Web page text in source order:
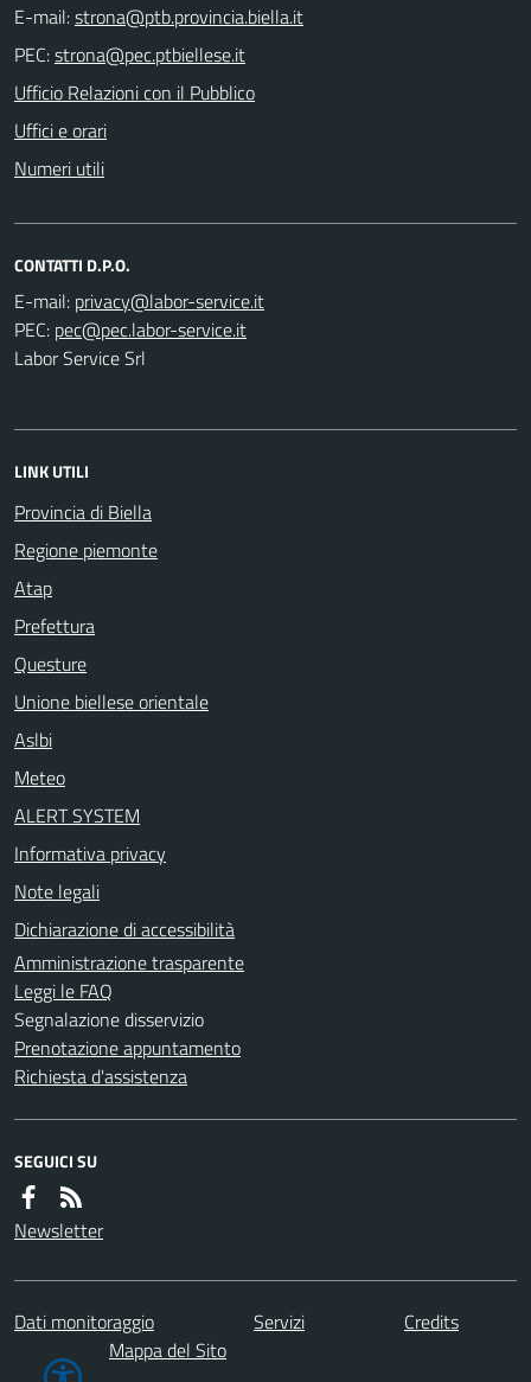
E-mail:
PEC:
Ufficio Relazioni con il Pubblico
Uffici e orari
Numeri utili
CONTATTI D.P.O.
E-mail:
PEC:
Labor Service Srl
LINK UTILI
Provincia di Biella
Regione piemonte
Atap
Prefettura
Questure
Unione biellese orientale
Aslbi
Meteo
ALERT SYSTEM
Informativa privacy
Note legali
Dichiarazione di accessibilità
Amministrazione trasparente
Leggi le FAQ
Segnalazione disservizio
Prenotazione appuntamento
Richiesta d'assistenza
SEGUICI SU
Newsletter
Dati monitoraggio Servizi
Credits
Mappa del Sito